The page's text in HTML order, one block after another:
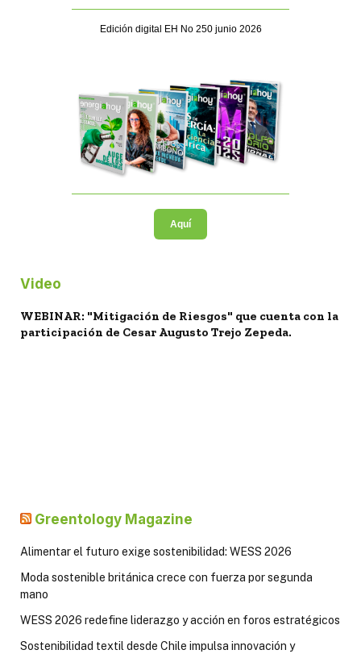
Edición digital EH No 250 junio 2026
Aquí
Video
WEBINAR: "Mitigación de Riesgos" que cuenta con la
participación de Cesar Augusto Trejo Zepeda.
Greentology Magazine
Alimentar el futuro exige sostenibilidad: WESS 2026
Moda sostenible británica crece con fuerza por segunda
mano
WESS 2026 redefine liderazgo y acción en foros estratégicos
Sostenibilidad textil desde Chile impulsa innovación y